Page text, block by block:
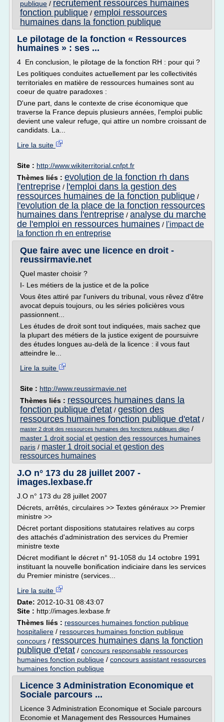
publique / recrutement ressources humaines
fonction publique / emploi ressources
humaines dans la fonction publique
Le pilotage de la fonction « Ressources
humaines » : ses ...
4 En conclusion, le pilotage de la fonction RH : pour qui ?
Les politiques conduites actuellement par les collectivités
territoriales en matière de ressources humaines sont au
coeur de quatre paradoxes :
D'une part, dans le contexte de crise économique que
traverse la France depuis plusieurs années, l'emploi public
devient une valeur refuge, qui attire un nombre croissant de
candidats. La...
Lire la suite
Site : http://www.wikiterritorial.cnfpt.fr
Thèmes liés : evolution de la fonction rh dans
l'entreprise / l'emploi dans la gestion des
ressources humaines de la fonction publique /
l'evolution de la place de la fonction ressources
humaines dans l'entreprise / analyse du marche
de l'emploi en ressources humaines / l'impact de
la fonction rh en entreprise
Que faire avec une licence en droit -
reussirmavie.net
Quel master choisir ?
I- Les métiers de la justice et de la police
Vous êtes attiré par l'univers du tribunal, vous rêvez d'être
avocat depuis toujours, ou les séries policières vous
passionnent...
Les études de droit sont tout indiquées, mais sachez que
la plupart des métiers de la justice exigent de poursuivre
des études longues au-delà de la licence : il vous faut
atteindre le...
Lire la suite
Site : http://www.reussirmavie.net
Thèmes liés : ressources humaines dans la
fonction publique d'etat / gestion des
ressources humaines fonction publique d'etat /
master 2 droit des ressources humaines des fonctions publiques dijon /
master 1 droit social et gestion des ressources humaines
paris / master 1 droit social et gestion des
ressources humaines
J.O n° 173 du 28 juillet 2007 -
images.lexbase.fr
J.O n° 173 du 28 juillet 2007
Décrets, arrêtés, circulaires >> Textes généraux >> Premier
ministre >>
Décret portant dispositions statutaires relatives au corps
des attachés d'administration des services du Premier
ministre texte
Décret modifiant le décret n° 91-1058 du 14 octobre 1991
instituant la nouvelle bonification indiciaire dans les services
du Premier ministre (services...
Lire la suite
Date: 2012-10-31 08:43:07
Site : http://images.lexbase.fr
Thèmes liés : ressources humaines fonction publique
hospitaliere / ressources humaines fonction publique
concours / ressources humaines dans la fonction
publique d'etat / concours responsable ressources
humaines fonction publique / concours assistant ressources
humaines fonction publique
Licence 3 Administration Economique et
Sociale parcours ...
Licence 3 Administration Economique et Sociale parcours
Economie et Management des Ressources Humaines